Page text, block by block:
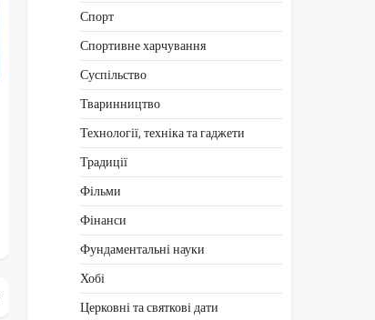
Спорт
Спортивне харчування
Суспільство
Тваринництво
Технології, техніка та гаджети
Традиції
Фільми
Фінанси
Фундаментальні науки
Хобі
Церковні та святкові дати